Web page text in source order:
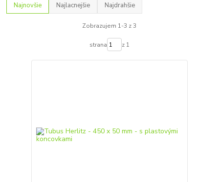
Najnovšie Najlacnejšie Najdrahšie
Zobrazujem 1-3 z 3
strana z 1